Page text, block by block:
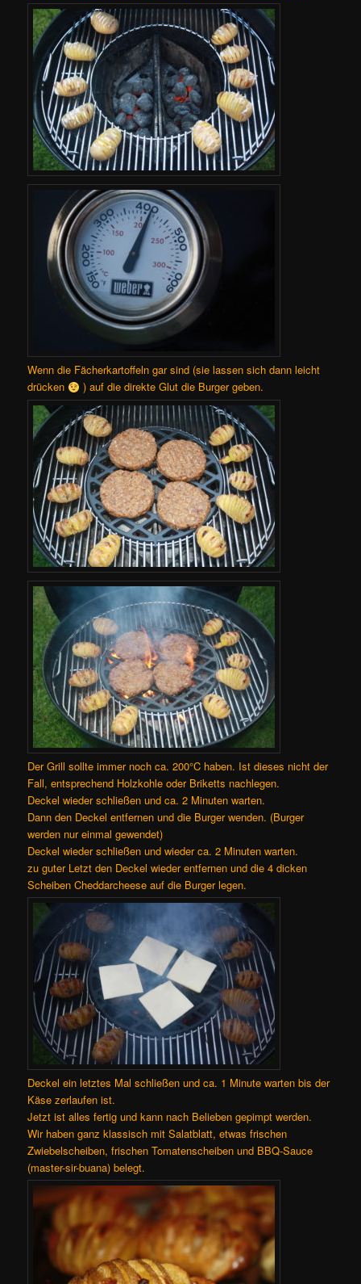
Wenn die Fächerkartoffeln gar sind (sie lassen sich dann leicht
drücken
) auf die direkte Glut die Burger geben.
Der Grill sollte immer noch ca. 200°C haben. Ist dieses nicht der
Fall, entsprechend Holzkohle oder Briketts nachlegen.
Deckel wieder schließen und ca. 2 Minuten warten.
Dann den Deckel entfernen und die Burger wenden. (Burger
werden nur einmal gewendet)
Deckel wieder schließen und wieder ca. 2 Minuten warten.
zu guter Letzt den Deckel wieder entfernen und die 4 dicken
Scheiben Cheddarcheese auf die Burger legen.
Deckel ein letztes Mal schließen und ca. 1 Minute warten bis der
Käse zerlaufen ist.
Jetzt ist alles fertig und kann nach Belieben gepimpt werden.
Wir haben ganz klassisch mit Salatblatt, etwas frischen
Zwiebelscheiben, frischen Tomatenscheiben und BBQ-Sauce
(master-sir-buana) belegt.